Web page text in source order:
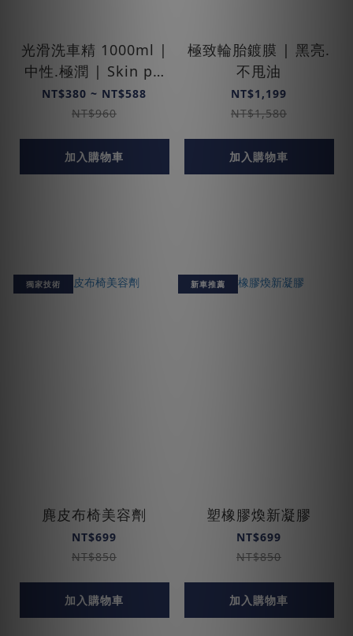
光滑洗車精 1000ml |
中性.極潤 | Skin pH
Neutral
NT$380 ~ NT$588
NT$960
加入購物車
極致輪胎鍍膜 | 黑亮.
不甩油
NT$1,199
NT$1,580
加入購物車
獨家技術
麂皮布椅美容劑
NT$699
NT$850
加入購物車
新車推薦
塑橡膠煥新凝膠
NT$699
NT$850
加入購物車